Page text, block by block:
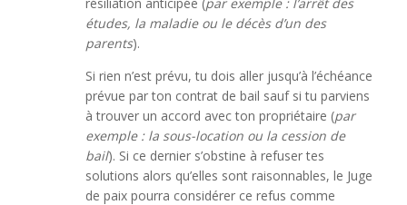
études, la maladie ou le décès d’un des
parents).
Si rien n’est prévu, tu dois aller jusqu’à l’échéance
prévue par ton contrat de bail sauf si tu parviens
à trouver un accord avec ton propriétaire (par
exemple : la sous-location ou la cession de
bail). Si ce dernier s’obstine à refuser tes
solutions alors qu’elles sont raisonnables, le Juge
de paix pourra considérer ce refus comme